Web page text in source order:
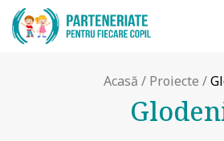
Acasă / Proiecte /